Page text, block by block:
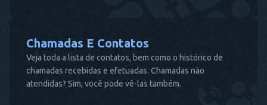
Chamadas E Contatos
Veja toda a lista de contatos, bem como o histórico de
chamadas recebidas e efetuadas. Chamadas não
atendidas? Sim, você pode vê-las também.